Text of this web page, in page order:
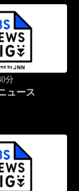
分
ュース